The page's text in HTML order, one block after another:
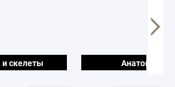
и скелеты Анатомия